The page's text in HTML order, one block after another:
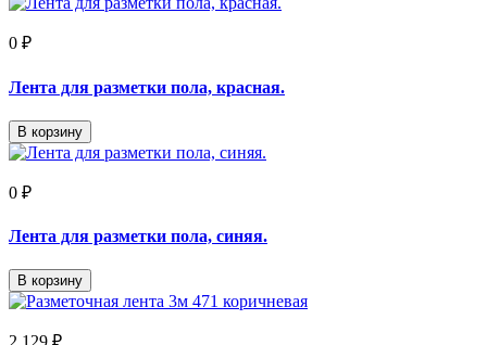
0 ₽
Лента для разметки пола, красная.
В корзину
0 ₽
Лента для разметки пола, синяя.
В корзину